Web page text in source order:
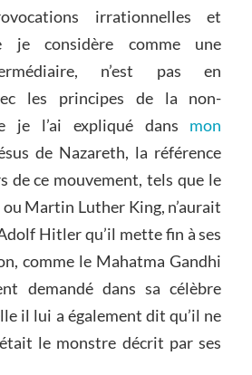
irrationnelles et
je considère comme une
n’est pas en
les principes de la non-
je l’ai expliqué dans mon
de Nazareth, la référence
de ce mouvement, tels que le
Martin Luther King, n’aurait
Hitler qu’il mette fin à ses
comme le Mahatma Gandhi
demandé dans sa célèbre
il lui a également dit qu’il ne
le monstre décrit par ses